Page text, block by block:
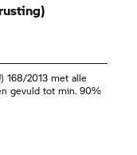
168/2013 met alle
gevuld tot min. 90%